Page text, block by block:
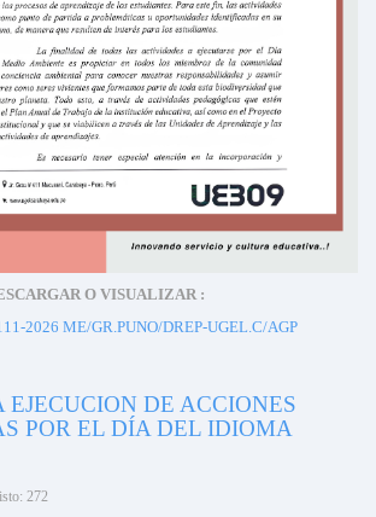
O VISUALIZAR :
2026 ME/GR.PUNO/DREP-UGEL.C/AGP
EJECUCION DE ACCIONES
POR EL DÍA DEL IDIOMA
272